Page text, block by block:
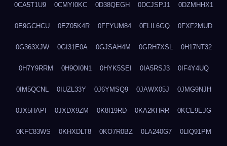
0CA5T1U9 0CMYI0KC 0D38QEGH 0DCJSPJ1 0DZMHHX1
0E9GCHCU 0EZ05K4R 0FFYUM84 0FLIL6GQ 0FXF2MUD
0G363XJW 0GI31E0A 0GJSAH4M 0GRH7XSL 0H17NT32
0H7Y9RRM 0H9OI0N1 0HYK5SEI 0IA5RSJ3 0IF4Y4UQ
0IM5QCNL 0IUZL33Y 0J6YMSQ9 0JAWX05J 0JMG9NJH
0JX5HAPI 0JXDX9ZM 0K8I19RD 0KA2KHRR 0KCE9EJG
0KFC83WS 0KHXDLT8 0KO7R0BZ 0LA240G7 0LIQ91PM